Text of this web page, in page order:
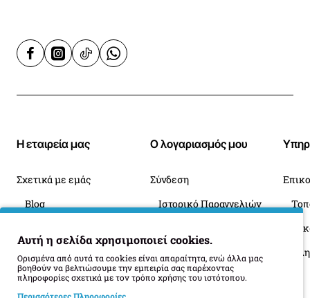
Η εταιρεία μας
Σχετικά με εμάς
Blog
Όροι Επιστροφής
Ο λογαριασμός μου
Σύνδεση
Ιστορικό Παραγγελιών
Αυτή η σελίδα χρησιμοποιεί cookies.
Ορισμένα από αυτά τα cookies είναι απαραίτητα, ενώ άλλα μας
βοηθούν να βελτιώσουμε την εμπειρία σας παρέχοντας
πληροφορίες σχετικά με τον τρόπο χρήσης του ιστότοπου.